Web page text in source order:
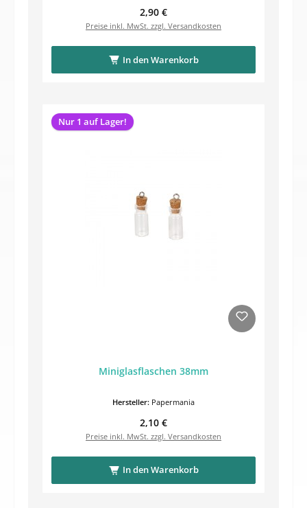
Regulärer Preis:
2,90 €
Preise inkl. MwSt. zzgl. Versandkosten
In den Warenkorb
Nur 1 auf Lager!
Miniglasflaschen 38mm
Hersteller: Papermania
Regulärer Preis:
2,10 €
Preise inkl. MwSt. zzgl. Versandkosten
In den Warenkorb